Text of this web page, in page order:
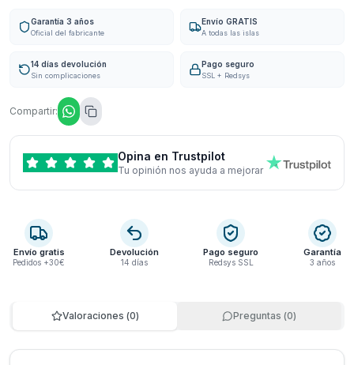
Garantía 3 años
Oficial del fabricante
Envío GRATIS
A todas las islas
14 días devolución
Sin complicaciones
Pago seguro
SSL + Redsys
Compartir:
Opina en Trustpilot
Tu opinión nos ayuda a mejorar
Envío gratis
Pedidos +30€
Devolución
14 días
Pago seguro
Redsys SSL
Garantía
3 años
Valoraciones (0) Preguntas (0)